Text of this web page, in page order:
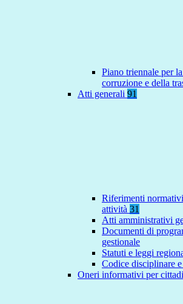
Piano triennale per
corruzione e della
Atti generali 91
Riferimenti
attività 31
Atti amministrativi
Documenti di
gestionale
Statuti e leggi
Codice disciplinare
Oneri informativi per